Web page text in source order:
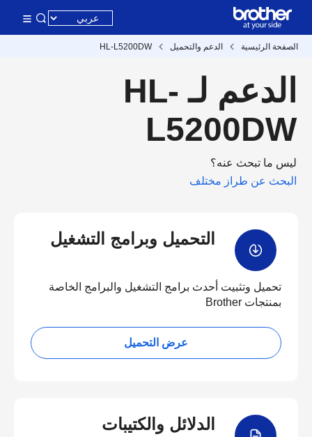
الصفحة الرئيسية الدعم والتحميل HL-L5200DW
الدعم لـ HL-
L5200DW
ليس ما تبحث عنه؟
البحث عن طراز مختلف
التحميل وبرامج التشغيل
تحميل وتثبيت أحدث برامج التشغيل والبرامج الخاصة
بمنتجات Brother
عرض التحميل
الدلائل والكتيبات